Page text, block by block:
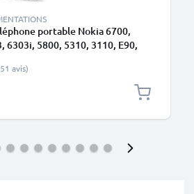
portable Nokia 6700,
6303i, 5800, 5310, 3110, E90,
/ Câble de Charge 1.10m
avis)